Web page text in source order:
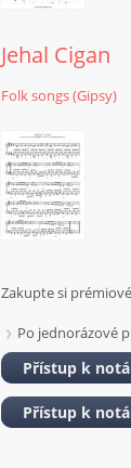
Jehal Cigan
Folk songs (Gipsy)
Zakupte si
Po jednorázové
Přístup k
Přístup k